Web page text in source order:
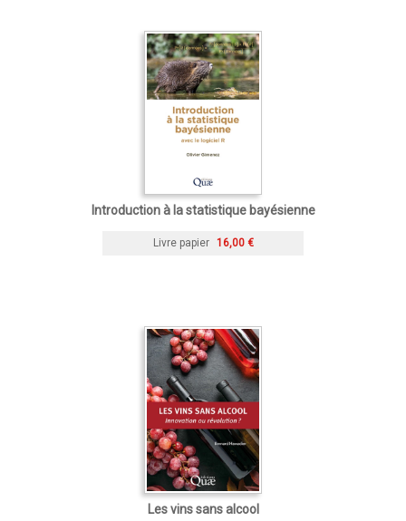
Introduction à la statistique bayésienne
Livre papier 16,00 €
Les vins sans alcool